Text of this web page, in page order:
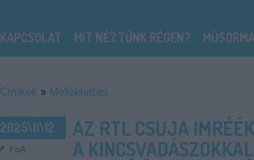
KAPCSOLAT MIT NÉZTÜNK RÉGEN?
Címkék » Mellékhatás
2025\11\12
FoA
AZ RTL CSUJA
A